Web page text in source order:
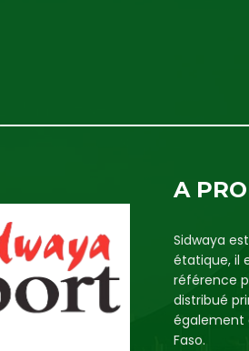
A
Sidwaya
étatique, il
référence
distribué
également
Faso.